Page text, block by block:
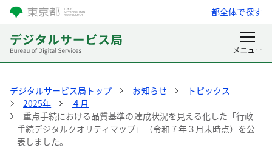
都全体で探す
デジタルサービス局トップ お知らせ
トピックス
2025年
４月
重点手続における品質基準の達成状況を見える化した「行政
手続デジタルクオリティマップ」（令和７年３月末時点）を公
表しました。